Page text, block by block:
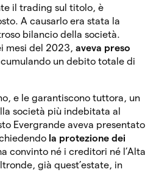
il trading sul titolo, è
A causarlo era stata la
bilancio della società.
mesi del 2023, aveva preso
un debito totale di
e le garantiscono tuttora, un
società più indebitata al
Evergrande aveva presentato
la protezione dei
convinto né i creditori né l’Alta
già quest’estate, in